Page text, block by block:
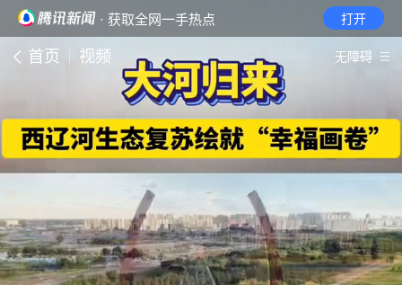
· 获取全网一手热点 打开
首页 视频 无障碍